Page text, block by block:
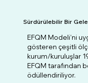
Sürdürülebilir Bir
EFQM Modeli’ni
gösteren çeşitli
kurum/kuruluşlar
EFQM tarafından
ödüllendiriliyor.